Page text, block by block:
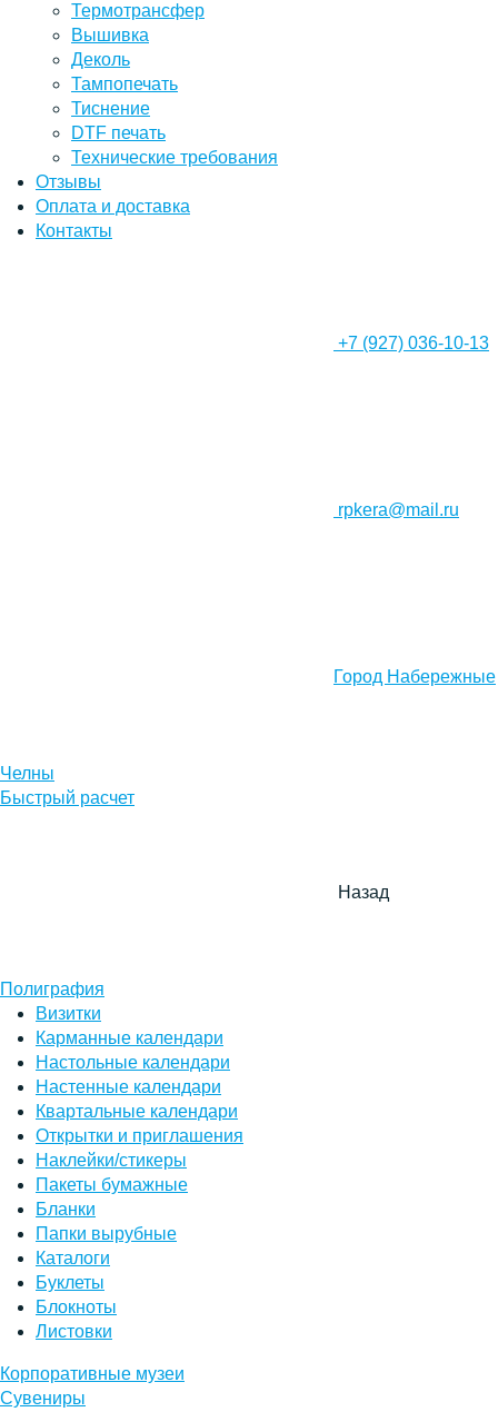
Термотрансфер
Вышивка
Деколь
Тампопечать
Тиснение
DTF печать
Технические требования
Отзывы
Оплата и доставка
Контакты
+7 (927) 036-10-13
rpkera@mail.ru
Город Набережные
Челны
Быстрый расчет
Назад
Полиграфия
Визитки
Карманные календари
Настольные календари
Настенные календари
Квартальные календари
Открытки и приглашения
Наклейки/стикеры
Пакеты бумажные
Бланки
Папки вырубные
Каталоги
Буклеты
Блокноты
Листовки
Корпоративные музеи
Сувениры